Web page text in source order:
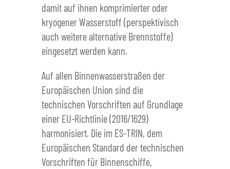
damit auf ihnen komprimierter oder
kryogener Wasserstoff (perspektivisch
auch weitere alternative Brennstoffe)
eingesetzt werden kann.
Auf allen Binnenwasserstraßen der
Europäischen Union sind die
technischen Vorschriften auf Grundlage
einer EU-Richtlinie (2016/1629)
harmonisiert. Die im ES-TRIN, dem
Europäischen Standard der technischen
Vorschriften für Binnenschiffe,